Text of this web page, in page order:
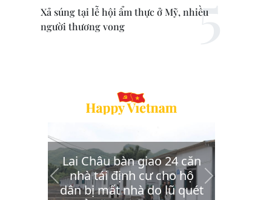
Xả súng tại lễ hội ẩm thực ở Mỹ, nhiều
người thương vong